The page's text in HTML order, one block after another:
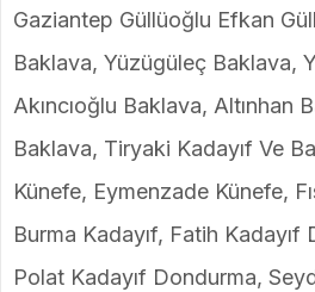
Gaziantep Güllüoğlu Efkan
Baklava, Yüzügüleç Baklava,
Akıncıoğlu Baklava, Altınhan
Baklava, Tiryaki Kadayıf Ve
Künefe, Eymenzade Künefe,
Burma Kadayıf, Fatih Kadayıf
Polat Kadayıf Dondurma,